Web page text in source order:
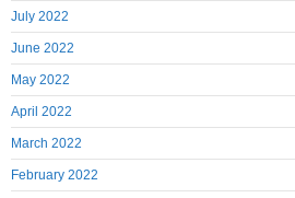
July 2022
June 2022
May 2022
April 2022
March 2022
February 2022